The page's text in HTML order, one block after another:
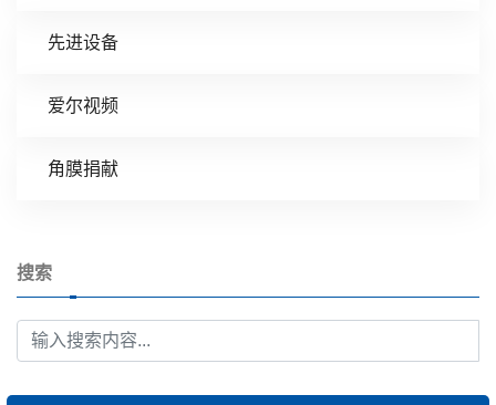
先进设备
爱尔视频
角膜捐献
搜索